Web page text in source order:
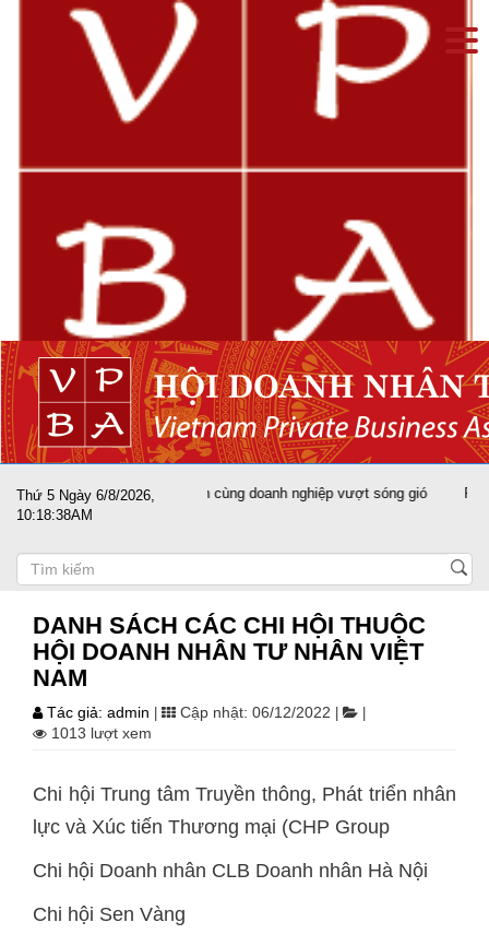
Thứ 5 Ngày 6/8/2026,
10:18:38AM
Đất nước sát cánh cùng doanh nghiệp vượt sóng gió
DANH SÁCH CÁC CHI HỘI THUỘC
HỘI DOANH NHÂN TƯ NHÂN VIỆT
NAM
Tác giả: admin Cập nhật: 06/12/2022
1013 lượt xem
Chi hội Trung tâm Truyền thông, Phát triển nhân
lực và Xúc tiến Thương mại (CHP Group
Chi hội Doanh nhân CLB Doanh nhân Hà Nội
Chi hội Sen Vàng